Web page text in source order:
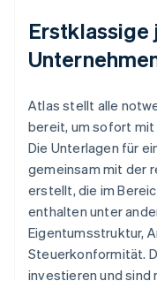
Erstklassige
Atlas stellt alle
bereit, um sofort mit
Die Unterlagen für
gemeinsam mit der
erstellt, die im
enthalten unter
Eigentumsstruktur,
Steuerkonformität.
investieren und sind